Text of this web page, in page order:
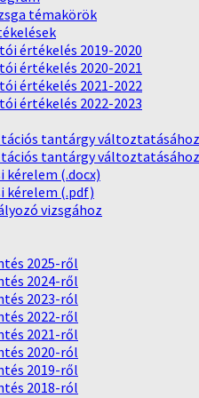
témakörök
értékelés 2019-2020
értékelés 2020-2021
értékelés 2021-2022
értékelés 2022-2023
tantárgy változtatásához
tantárgy
kérelem (.docx)
kérelem (.pdf)
vizsgához
2025-ről
2024-ről
2023-ról
2022-ről
2021-ről
2020-ról
2019-ről
2018-ról